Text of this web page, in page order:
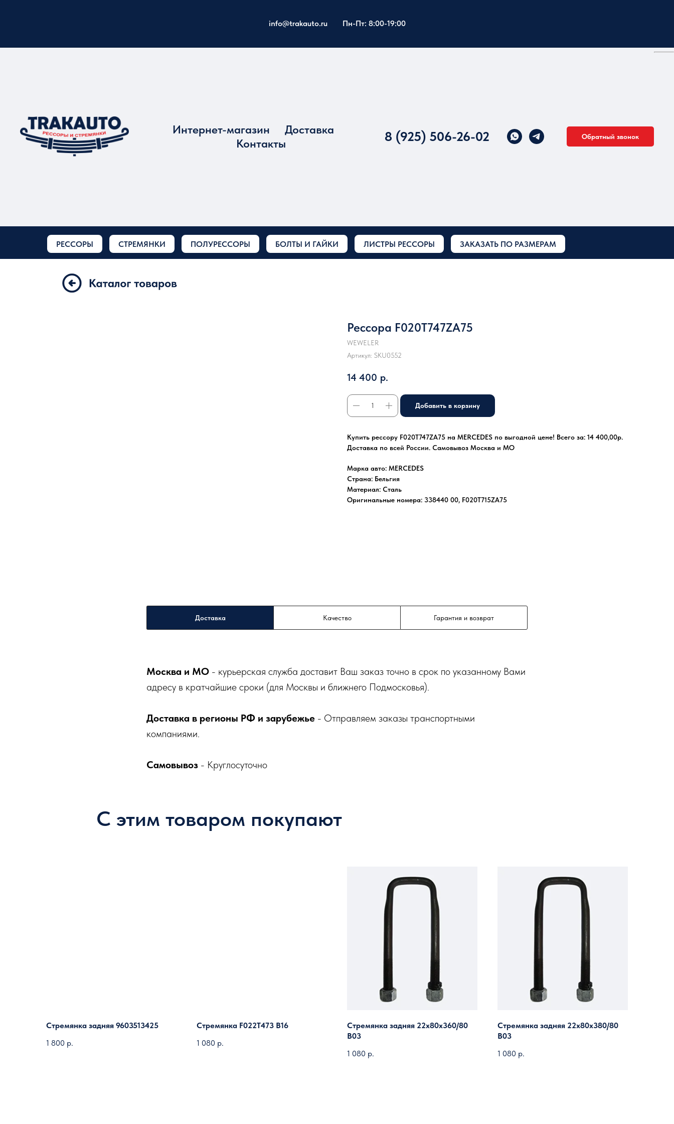
info@trakauto.ru Пн-Пт: 8:00-19:00
Интернет-магазин
Доставка
Контакты
8 (925) 506-26-02 Обратный звонок
РЕССОРЫ СТРЕМЯНКИ ПОЛУРЕССОРЫ БОЛТЫ И ГАЙКИ ЛИСТРЫ РЕССОРЫ ЗАКАЗАТЬ ПО РАЗМЕРАМ
Рессора F020T747ZA75
WEWELER
Артикул: SKU0552
14 400 р.
Добавить в корзину
Купить рессору F020T747ZA75 на MERCEDES по выгодной цене! Всего за: 14 400,00р.
Доставка по всей России. Самовывоз Москва и МО
Марка авто: MERCEDES
Страна: Бельгия
Материал: Сталь
Оригинальные номера: 338440 00, F020T715ZA75
Доставка Качество Гарантия и возврат
Москва и МО - курьерская служба доставит Ваш заказ точно в срок по указанному Вами
адресу в кратчайшие сроки (для Москвы и ближнего Подмосковья).
Доставка в регионы РФ и зарубежье - Отправляем заказы транспортными
компаниями.
Самовывоз - Круглосуточно
С этим товаром покупают
Стремянка задняя 9603513425
1 800 р.
Стремянка F022T473 B16
1 080 р.
Стремянка задняя 22х80х360/80
B03
1 080 р.
Стремянка задняя 22х80х380/80
B03
1 080 р.